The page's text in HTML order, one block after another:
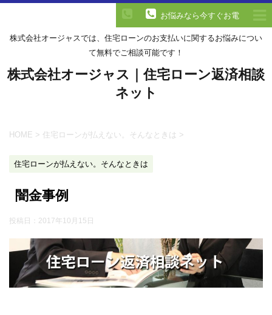
お悩みなら今すぐお電
話を！
株式会社オージャスでは、住宅ローンのお支払いに関するお悩みについ
て無料でご相談可能です！
株式会社オージャス｜住宅ローン返済相談
ネット
HOME > 住宅ローンが払えない。そんなときは >
住宅ローンが払えない。そんなときは
闇金事例
投稿日： 2017年10月15日